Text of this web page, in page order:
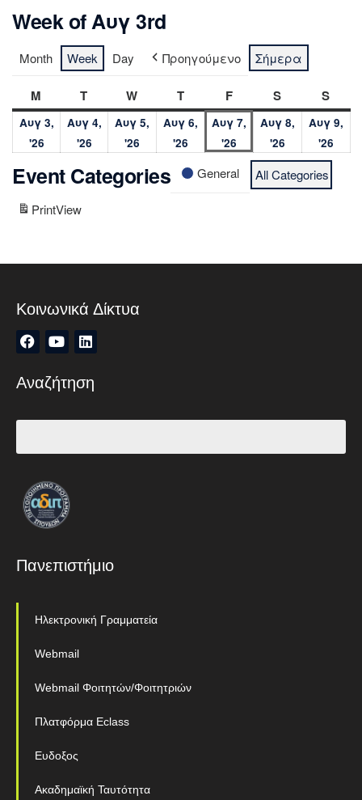
Week of Αυγ 3rd
Month Week Day Προηγούμενο Σήμερα
M T W T F S S
Αυγ 3,
'26
Αυγ 4,
'26
Αυγ 5,
'26
Αυγ 6,
'26
Αυγ 7,
'26
Αυγ 8,
'26
Αυγ 9,
'26
Event Categories General All Categories
PrintView
Κοινωνικά Δίκτυα
Αναζήτηση
Πανεπιστήμιο
Ηλεκτρονική Γραμματεία
Webmail
Webmail Φοιτητών/Φοιτητριών
Πλατφόρμα Eclass
Ευδοξος
Ακαδημαϊκή Ταυτότητα